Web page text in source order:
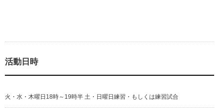
活動日時
火・水・木曜日18時～19時半 土・日曜日練習・もしくは練習試合